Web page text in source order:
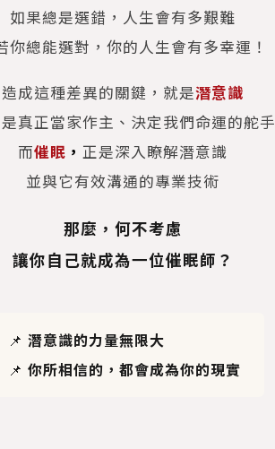
如果總是選錯，人生會有多艱難
你總能選對，你的人生會有多幸運！
造成這種差異的關鍵，就是潛意識
真正當家作主、決定我們命運的舵手
而催眠 ， 正是深入瞭解潛意識
並與它有效溝通的專業技術
那麼，何不考慮
讓你自己就成為一位催眠師？
📌 潛意識的力量無限大
📌 你所相信的，都會成為你的現實